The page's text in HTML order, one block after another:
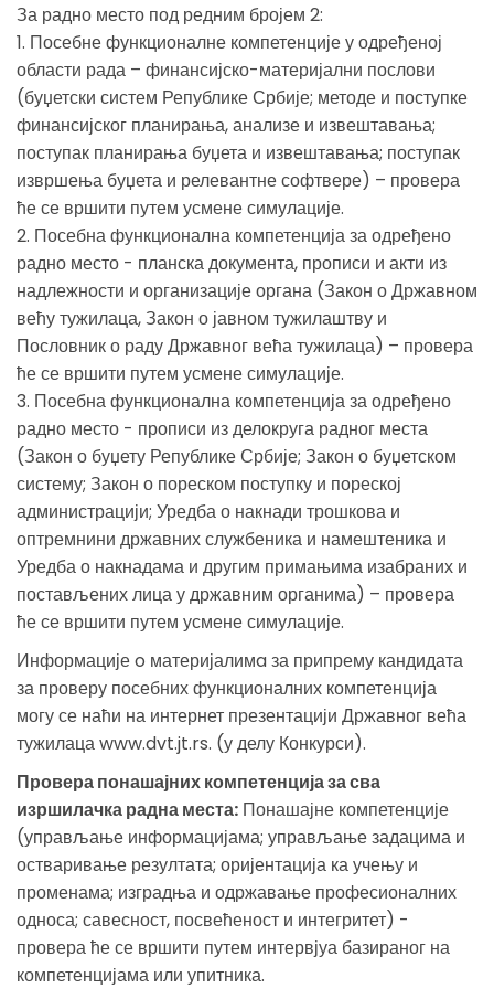
За радно место под редним бројем 2:
1. Посебне функционалне компетенције у одређеној
области рада – финансијско-материјални послови
(буџетски систем Републике Србије; методе и поступке
финансијског планирања, анализе и извештавања;
поступак планирања буџета и извештавања; поступак
извршења буџета и релевантне софтвере) – провера
ће се вршити путем усмене симулације.
2. Посебна функционална компетенција за одређено
радно место - планска документа, прописи и акти из
надлежности и организације органа (Закон о Државном
већу тужилаца, Закон о јавном тужилаштву и
Пословник о раду Државног већа тужилаца) – провера
ће се вршити путем усмене симулације.
3. Посебна функционална компетенција за одређено
радно место - прописи из делокруга радног места
(Закон о буџету Републике Србије; Закон о буџетском
систему; Закон о пореском поступку и пореској
администрацији; Уредба о накнади трошкова и
оптремнини државних службеника и намештеника и
Уредба о накнадама и другим примањима изабраних и
постављених лица у државним органима) – провера
ће се вршити путем усмене симулације.
Информације o материјалимa за припрему кандидата
за проверу посебних функционалних компетенција
могу се наћи на интернет презентацији Државног већа
тужилаца www.dvt.jt.rs. (у делу Конкурси).
Провера понашајних компетенција за сва
изршилачка радна места: Понашајне компетенције
(управљање информацијама; управљање задацима и
остваривање резултата; оријентација ка учењу и
променама; изградња и одржавање професионалних
односа; савесност, посвећеност и интегритет) -
провера ће се вршити путем интервјуа базираног на
компетенцијама или упитника.